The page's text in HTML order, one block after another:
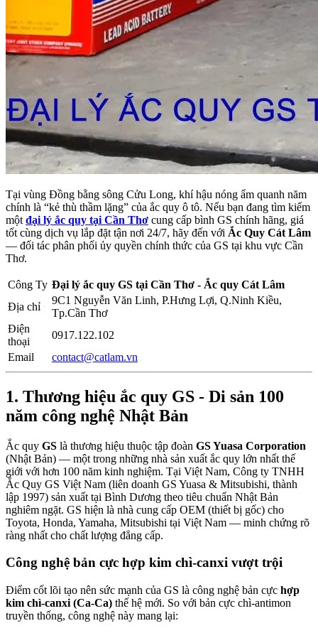
Tại vùng Đồng bằng sông Cửu Long, khí hậu nóng ẩm quanh năm
chính là “kẻ thù thầm lặng” của ắc quy ô tô. Nếu bạn đang tìm kiếm
một đại lý ắc quy tại Cần Thơ cung cấp bình GS chính hãng, giá
tốt cùng dịch vụ lắp đặt tận nơi 24/7, hãy đến với Ắc Quy Cát Lâm
— đối tác phân phối ủy quyền chính thức của GS tại khu vực Cần
Thơ.
Công Ty Đại lý ắc quy GS tại Cần Thơ - Ắc quy Cát Lâm
Địa chỉ
9C1 Nguyễn Văn Linh, P.Hưng Lợi, Q.Ninh Kiều,
Tp.Cần Thơ
Điện
thoại
0917.122.102
Email
contact@catlam.vn
1. Thương hiệu ắc quy GS - Di sản 100
năm công nghệ Nhật Bản
Ắc quy GS là thương hiệu thuộc tập đoàn GS Yuasa Corporation
(Nhật Bản) — một trong những nhà sản xuất ắc quy lớn nhất thế
giới với hơn 100 năm kinh nghiệm. Tại Việt Nam, Công ty TNHH
Ắc Quy GS Việt Nam (liên doanh GS Yuasa & Mitsubishi, thành
lập 1997) sản xuất tại Bình Dương theo tiêu chuẩn Nhật Bản
nghiêm ngặt. GS hiện là nhà cung cấp OEM (thiết bị gốc) cho
Toyota, Honda, Yamaha, Mitsubishi tại Việt Nam — minh chứng rõ
ràng nhất cho chất lượng đẳng cấp.
Công nghệ bản cực hợp kim chì-canxi vượt trội
Điểm cốt lõi tạo nên sức mạnh của GS là công nghệ bản cực hợp
kim chì-canxi (Ca-Ca) thế hệ mới. So với bản cực chì-antimon
truyền thống, công nghệ này mang lại: